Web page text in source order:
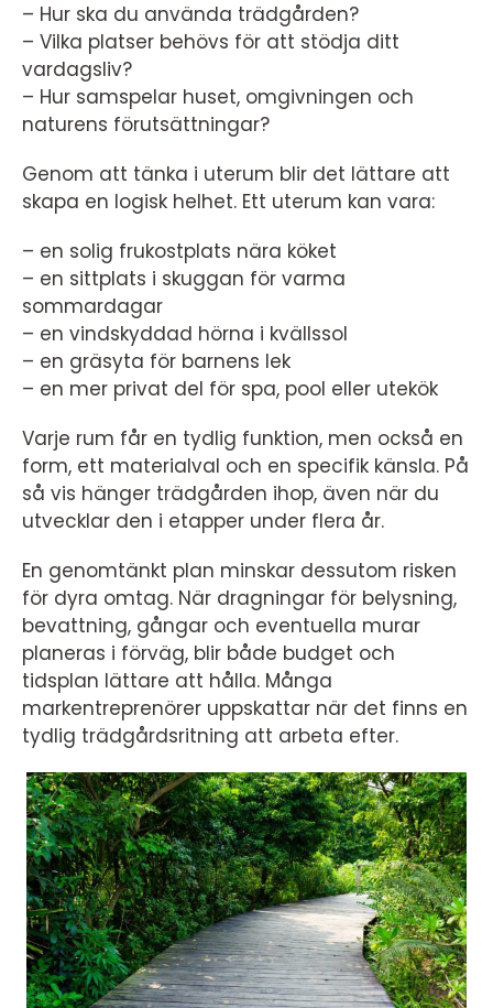
– Hur ska du använda trädgården?
– Vilka platser behövs för att stödja ditt
vardagsliv?
– Hur samspelar huset, omgivningen och
naturens förutsättningar?
Genom att tänka i uterum blir det lättare att
skapa en logisk helhet. Ett uterum kan vara:
– en solig frukostplats nära köket
– en sittplats i skuggan för varma
sommardagar
– en vindskyddad hörna i kvällssol
– en gräsyta för barnens lek
– en mer privat del för spa, pool eller utekök
Varje rum får en tydlig funktion, men också en
form, ett materialval och en specifik känsla. På
så vis hänger trädgården ihop, även när du
utvecklar den i etapper under flera år.
En genomtänkt plan minskar dessutom risken
för dyra omtag. När dragningar för belysning,
bevattning, gångar och eventuella murar
planeras i förväg, blir både budget och
tidsplan lättare att hålla. Många
markentreprenörer uppskattar när det finns en
tydlig trädgårdsritning att arbeta efter.